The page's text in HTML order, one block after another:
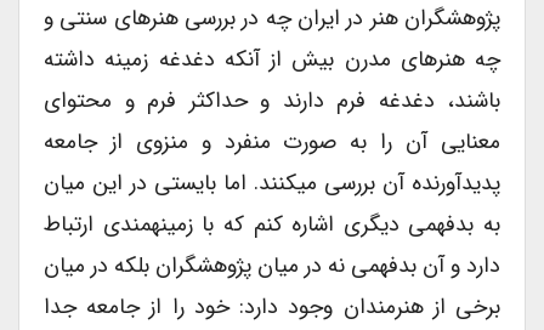
پژوهشگران هنر در ایران چه در بررسی هنرهای سنتی و
چه هنرهای مدرن بیش از آنکه دغدغه زمینه داشته
باشند، دغدغه فرم دارند و حداکثر فرم و محتوای
معنایی آن را به صورت منفرد و منزوی از جامعه
پدیدآورنده آن بررسی می­کنند. اما بایستی در این میان
به بدفهمی دیگری اشاره کنم که با زمینه­مندی ارتباط
دارد و آن بدفهمی نه در میان پژوهشگران بلکه در میان
برخی از هنرمندان وجود دارد: خود را از جامعه جدا